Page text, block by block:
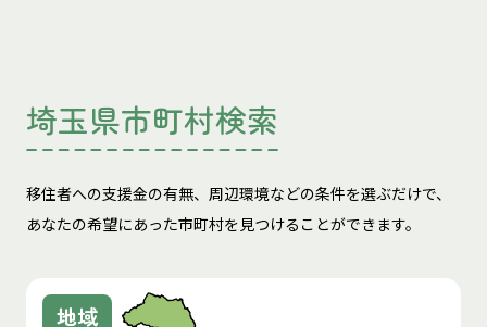
埼玉県市町村検索
移住者への支援金の有無、周辺環境などの条件を選ぶだけで、
あなたの希望にあった市町村を見つけることができます。
地域